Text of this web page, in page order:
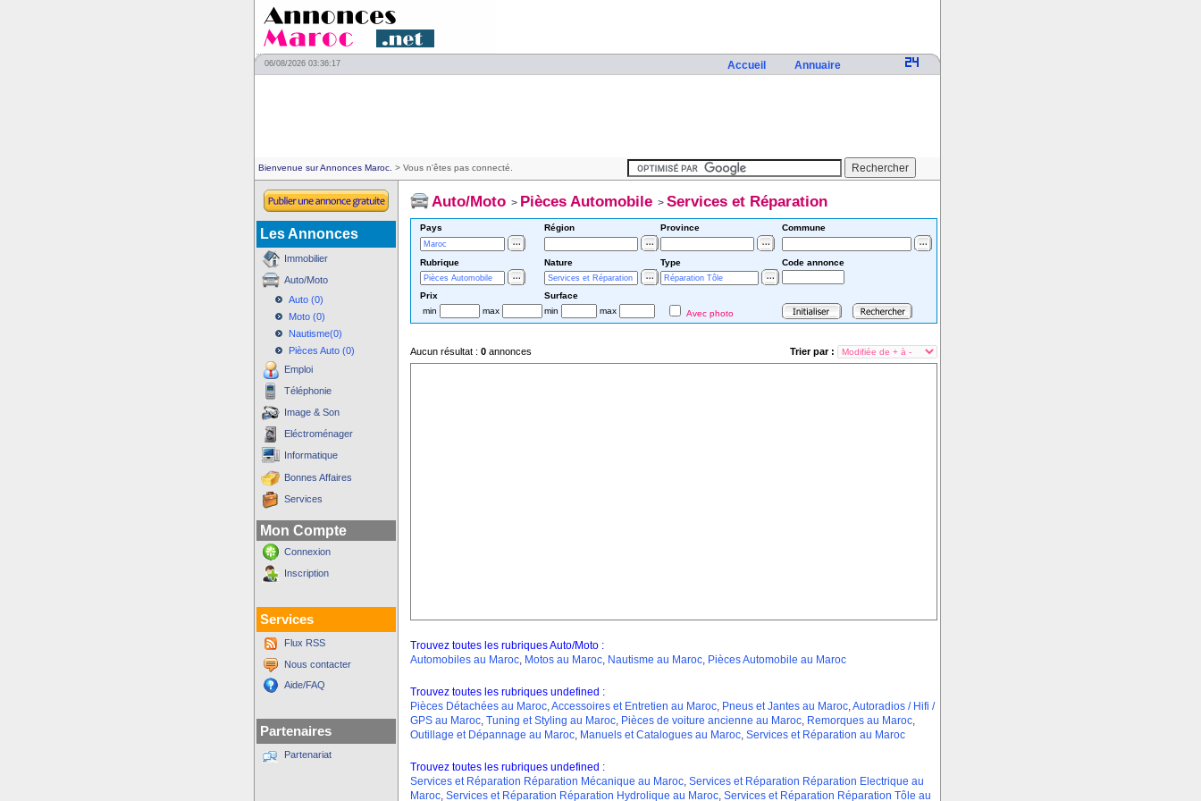
06/08/2026 03:36:17 Accueil Annuaire
Bienvenue sur Annonces Maroc. > Vous n'êtes pas connecté.
Les Annonces
Immobilier
Auto/Moto
Auto (0)
Moto (0)
Nautisme(0)
Pièces Auto (0)
Emploi
Téléphonie
Image & Son
Eléctroménager
Informatique
Bonnes Affaires
Services
Mon Compte
Connexion
Inscription
Services
Flux RSS
Nous contacter
Aide/FAQ
Partenaires
Partenariat
Auto/Moto> Pièces Automobile> Services et Réparation
Pays Région Province Commune
Rubrique Nature Type Code annonce
Prix
Surface
min
max min max Avec photo
Aucun résultat : 0annonces Trier par :
Trouvez toutes les rubriques Auto/Moto :
Automobiles au Maroc, Motos au Maroc, Nautisme au Maroc, Pièces Automobile au Maroc
Trouvez toutes les rubriques undefined :
Pièces Détachées au Maroc,Accessoires et Entretien au Maroc, Pneus et Jantes au Maroc,Autoradios / Hifi /
GPS au Maroc, Tuning et Styling au Maroc, Pièces de voiture ancienne au Maroc, Remorques au Maroc,
Outillage et Dépannage au Maroc, Manuels et Catalogues au Maroc, Services et Réparation au Maroc
Trouvez toutes les rubriques undefined :
Services et Réparation Réparation Mécanique au Maroc, Services et Réparation Réparation Electrique au
Maroc, Services et Réparation Réparation Hydrolique au Maroc, Services et Réparation Réparation Tôle au